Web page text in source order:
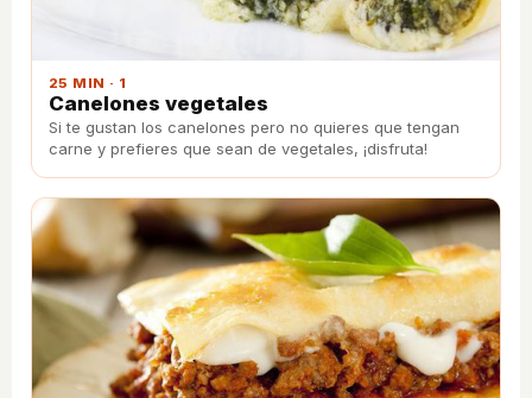
25 MIN · 1
Canelones vegetales
Si te gustan los canelones pero no quieres que tengan
carne y prefieres que sean de vegetales, ¡disfruta!